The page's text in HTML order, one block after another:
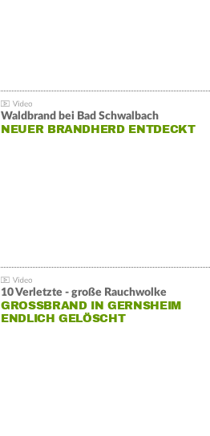
Waldbrand bei Bad Schwalbach
NEUER BRANDHERD ENTDECKT
10 Verletzte - große Rauchwolke
GROSSBRAND IN GERNSHEIM E
NDLICH GELÖSCHT